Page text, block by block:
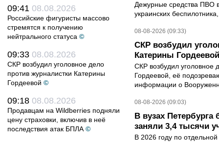
09:41 08.08.2026
Российские фигуристы массово
стремятся к получению
нейтрального статуса ©
09:33 08.08.2026
СКР возбудил уголовное дело
против журналистки Катерины
Гордеевой ©
09:18 08.08.2026
Продавцам на Wildberries подняли
цену страховки, включив в неё
последствия атак БПЛА ©
Дежурные средства ПВО
украинских
08-08-2026 (09:33)
СКР возбудил
Катерины Гордеевой
СКР возбудил уголовное
Гордеевой, её
информации о
08-08-2026 (09:03)
В вузах
заняли 3,4 тысячи
В 2026 году по